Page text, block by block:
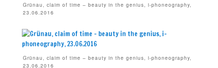
Grünau, claim of time – beauty in the genius, i-phoneography,
23.06.2016
Grünau, claim of time – beauty in the genius, i-phoneography,
23.06.2016